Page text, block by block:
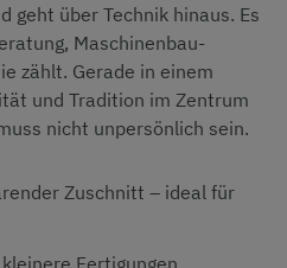
geht über Technik hinaus. Es
Maschinenbau-
zählt. Gerade in einem
und Tradition im Zentrum
nicht unpersönlich sein.
Zuschnitt – ideal für
Fertigungen